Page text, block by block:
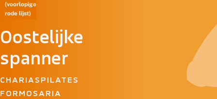
(voorlopige
rode lijst)
Oostelijke
spanner
CHARIASPILATES
FORMOSARIA